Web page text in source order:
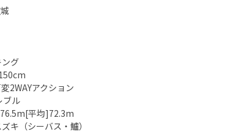
グ
2WAYアクション
ブル
平均]72.3m
キ（シーバス・鱸）